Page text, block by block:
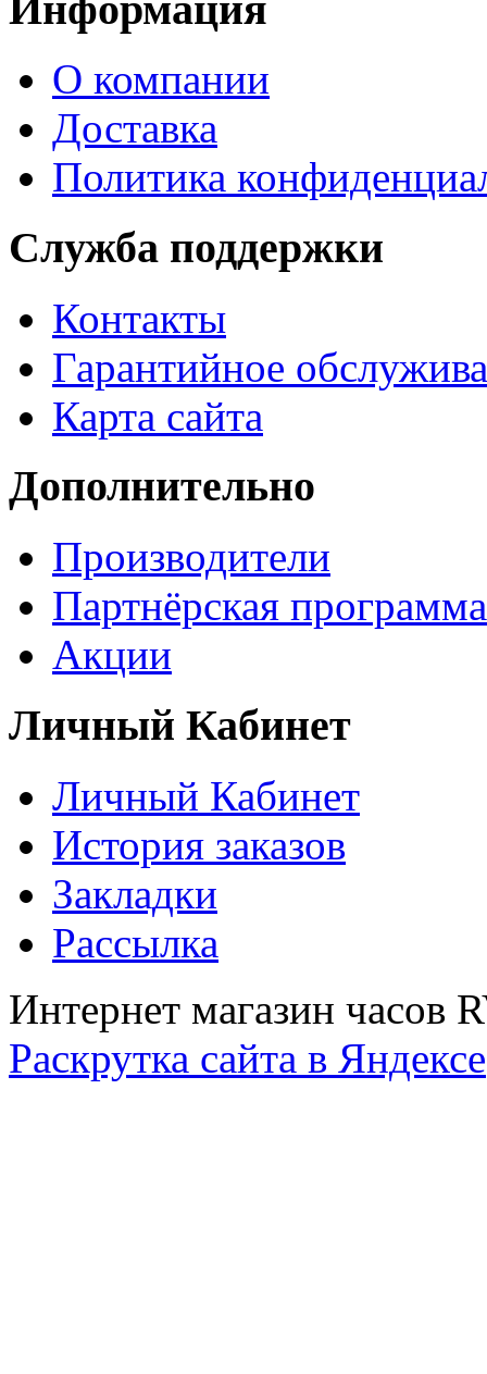
О компании
Доставка
Политика
Служба поддержки
Контакты
Гарантийное
Карта сайта
Дополнительно
Производители
Партнёрская программа
Акции
Личный Кабинет
Личный Кабинет
История заказов
Закладки
Рассылка
Интернет магазин часов
Раскрутка сайта в Яндексе